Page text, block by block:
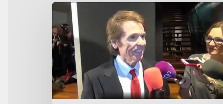
Premios
Condé
Nast
Traveler